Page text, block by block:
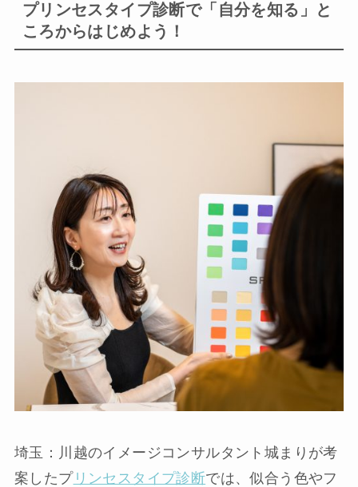
プリンセスタイプ診断で「自分を知る」と
ころからはじめよう！
埼玉：川越のイメージコンサルタント城まりが考
案したプリンセスタイプ診断では、似合う色やフ